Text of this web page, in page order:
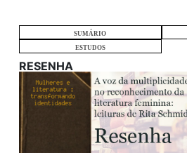
SUMÁRIO
ESTUDOS
RESENHA